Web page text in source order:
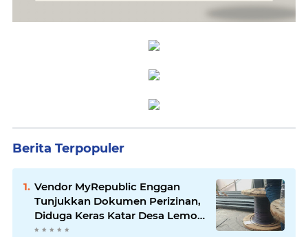
Berita Terpopuler
Vendor MyRepublic Enggan
Tunjukkan Dokumen Perizinan,
Diduga Keras Katar Desa Lemo
Disebut Handle Kordinasi